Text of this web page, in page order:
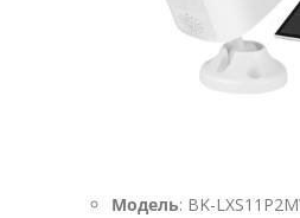
Модель: BK-